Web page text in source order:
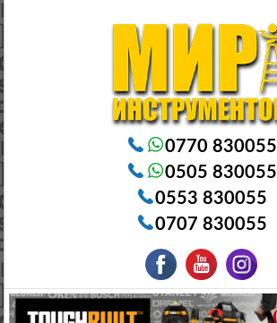
0770 830055
0505 830055
0553 830055
0707 830055